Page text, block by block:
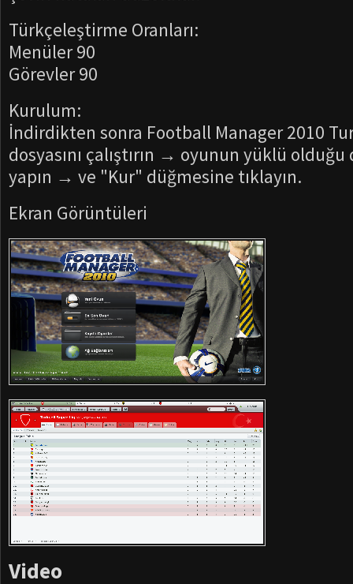
Türkçeleştirme Oranları:
Menüler 90
Görevler 90
Kurulum:
İndirdikten sonra Football Manager 2010
dosyasını çalıştırın → oyunun yüklü
yapın → ve "Kur" düğmesine tıklayın.
Ekran Görüntüleri
Video